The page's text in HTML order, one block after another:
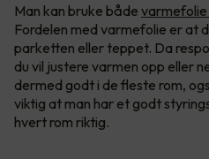
Man kan bruke både
Fordelen med varmefolie er at
parketten eller teppet. Da
du vil justere varmen opp eller
dermed godt i de fleste rom,
viktig at man har et godt
hvert rom riktig.